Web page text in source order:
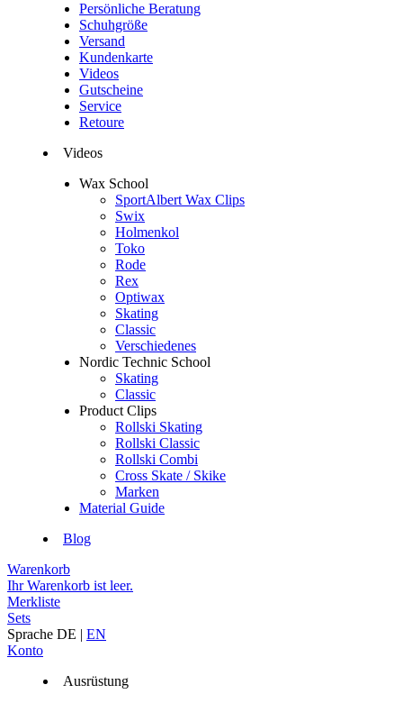
Persönliche Beratung
Schuhgröße
Versand
Kundenkarte
Videos
Gutscheine
Service
Retoure
Videos
Wax School
SportAlbert Wax Clips
Swix
Holmenkol
Toko
Rode
Rex
Optiwax
Skating
Classic
Verschiedenes
Nordic Technic School
Skating
Classic
Product Clips
Rollski Skating
Rollski Classic
Rollski Combi
Cross Skate / Skike
Marken
Material Guide
Blog
Warenkorb
Ihr Warenkorb ist leer.
Merkliste
Sets
Sprache DE | EN
Konto
Ausrüstung